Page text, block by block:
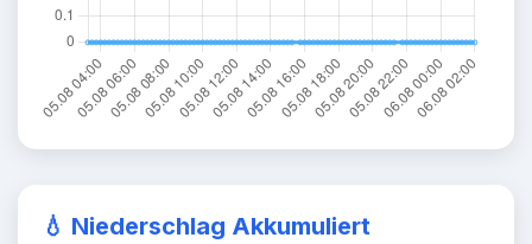
💧 Niederschlag Akkumuliert